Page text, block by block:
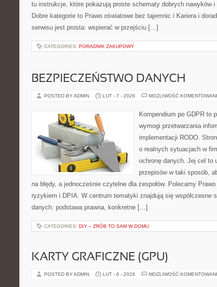
tu instrukcje, które pokazują proste schematy dobrych nawyków
Dobre kategorie to Prawo oświatowe bez tajemnic i Kariera i
serwisu jest prosta: wspierać w przejściu […]
CATEGORIES: PORADNIK ZAKUPOWY
BEZPIECZEŃSTWO DANYCH
POSTED BY ADMIN LUT - 7 - 2026 MOŻLIWOŚĆ
Kompendium po GDPR to
wymogi przetwarzania
implementacji RODO.
o realnych sytuacjach w
ochronę danych. Jej cel to
przepisów w taki sposób,
na błędy, a jednocześnie czytelne dla zespołów. Polecamy
ryzykiem i DPIA. W centrum tematyki znajdują się współczesne
danych: podstawa prawna, konkretne […]
CATEGORIES: DIY – ZRÓB TO SAM W DOMU
KARTY GRAFICZNE (GPU)
POSTED BY ADMIN LUT - 6 - 2026 MOŻLIWOŚĆ